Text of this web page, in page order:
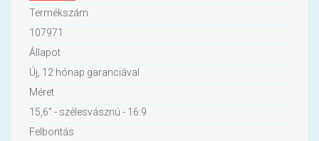
Termékszám
107971
Állapot
Új, 12 hónap garanciával
Méret
15,6" - szélesvásznú - 16:9
Felbontás